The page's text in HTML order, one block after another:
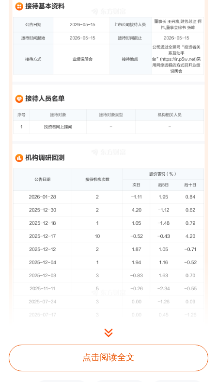
中通客车5月15日公告称，5月15日接待
点击阅读全文